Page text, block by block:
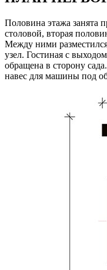
Половина этажа занята
столовой, вторая
Между ними
узел. Гостиная с
обращена в сторону
навес для машины под